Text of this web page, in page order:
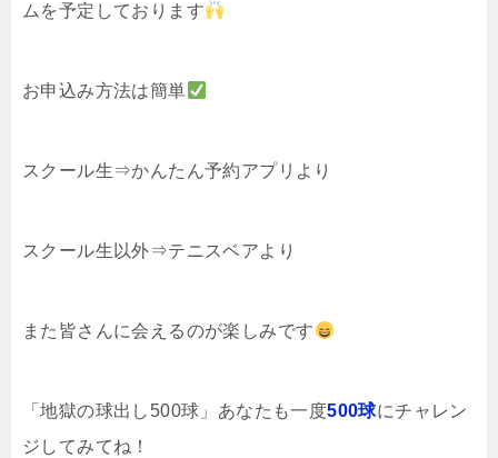
ムを予定しております
お申込み方法は簡単
スクール生⇒かんたん予約アプリより
スクール生以外⇒テニスベアより
また皆さんに会えるのが楽しみです
「地獄の球出し500球」あなたも一度500球にチャレン
ジしてみてね！